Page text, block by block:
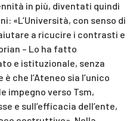
in più, diventati quindi
«L’Università, con senso di
a ricucire i contrasti e
– Lo ha fatto
e istituzionale, senza
che l’Ateneo sia l’unico
impegno verso Tsm,
e sull’efficacia dell’ente,